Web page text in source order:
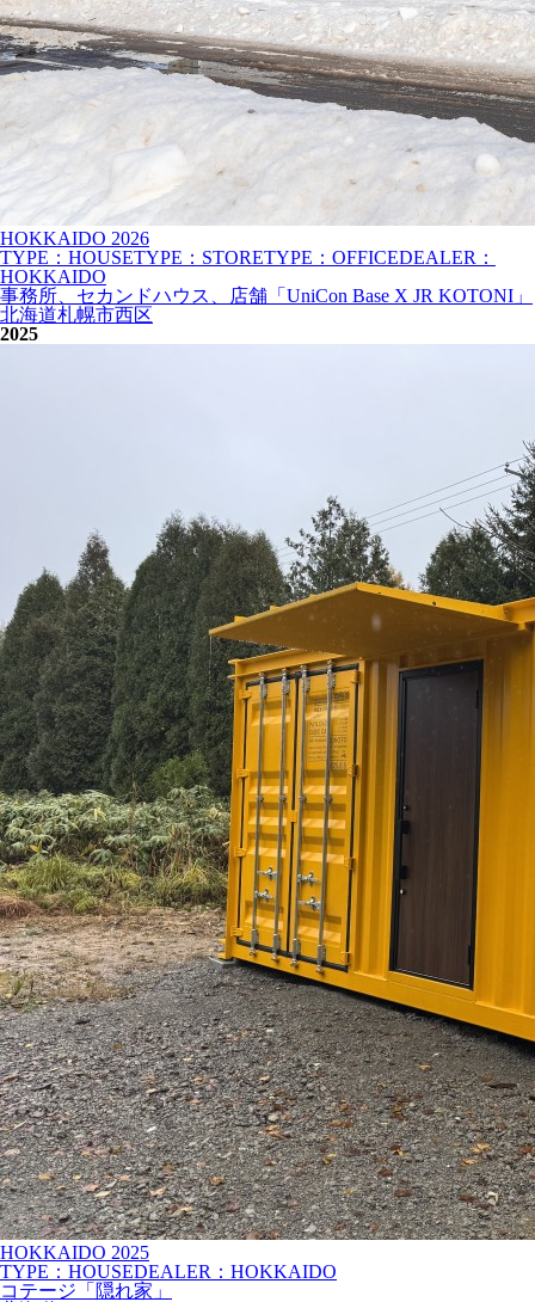
HOKKAIDO 2026
TYPE：HOUSETYPE：STORETYPE：OFFICEDEALER：
HOKKAIDO
事務所、セカンドハウス、店舗「UniCon Base X JR KOTONI」
北海道札幌市西区
2025
HOKKAIDO 2025
TYPE：HOUSEDEALER：HOKKAIDO
コテージ「隠れ家」